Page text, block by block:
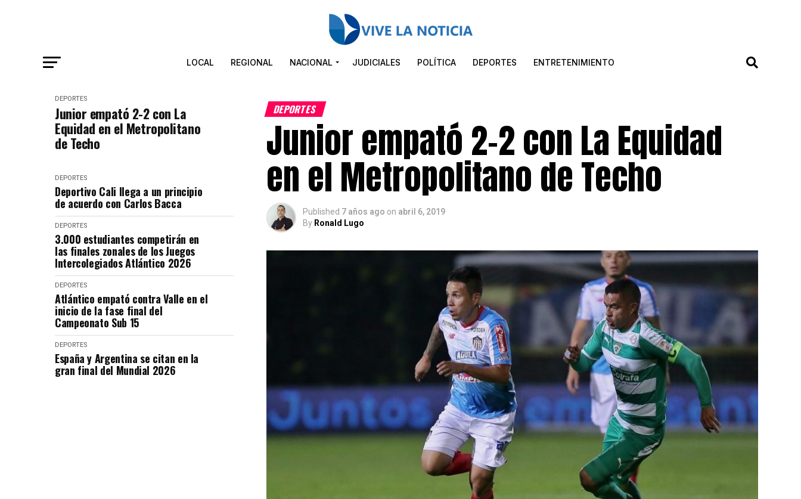
LOCAL REGIONAL NACIONAL JUDICIALES POLÍTICA DEPORTES ENTRETENIMIENTO
DEPORTES
Junior empató 2-2 con La
Equidad en el Metropolitano
de Techo
DEPORTES
Deportivo Cali llega a un principio
de acuerdo con Carlos Bacca
DEPORTES
3.000 estudiantes competirán en
las finales zonales de los Juegos
Intercolegiados Atlántico 2026
DEPORTES
Atlántico empató contra Valle en el
inicio de la fase final del
Campeonato Sub 15
DEPORTES
España y Argentina se citan en la
gran final del Mundial 2026
DEPORTES
Junior empató 2-2 con La Equidad
en el Metropolitano de Techo
Published 7 años ago on abril 6, 2019
By Ronald Lugo